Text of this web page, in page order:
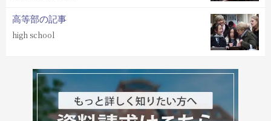
高等部の記事
high school